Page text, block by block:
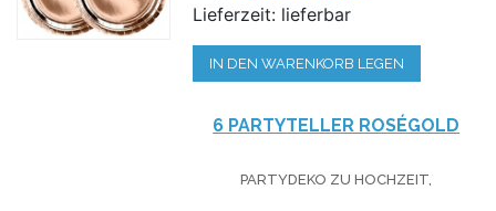
Lieferzeit: lieferbar
IN DEN WARENKORB LEGEN
6 PARTYTELLER ROSÉGOLD
PARTYDEKO ZU HOCHZEIT,